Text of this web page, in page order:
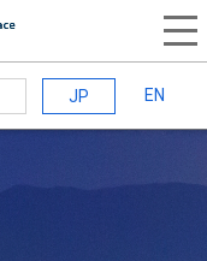
JP EN